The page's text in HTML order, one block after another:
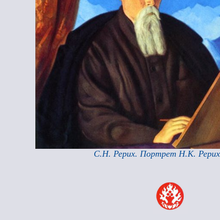
С.Н. Рерих. Портрет Н.К.